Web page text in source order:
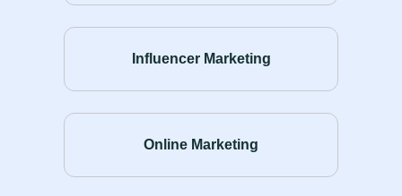
Influencer Marketing
Online Marketing